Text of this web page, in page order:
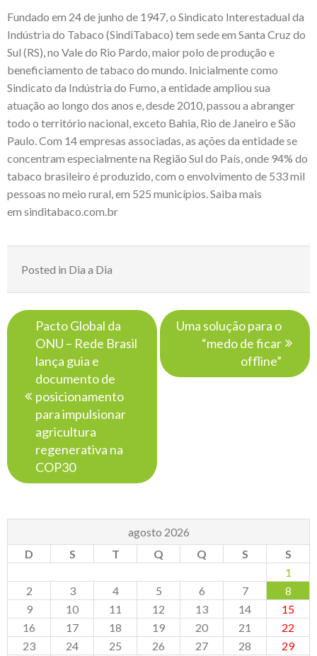
Fundado em 24 de junho de 1947, o Sindicato Interestadual da
Indústria do Tabaco (SindiTabaco) tem sede em Santa Cruz do
Sul (RS), no Vale do Rio Pardo, maior polo de produção e
beneficiamento de tabaco do mundo. Inicialmente como
Sindicato da Indústria do Fumo, a entidade ampliou sua
atuação ao longo dos anos e, desde 2010, passou a abranger
todo o território nacional, exceto Bahia, Rio de Janeiro e São
Paulo. Com 14 empresas associadas, as ações da entidade se
concentram especialmente na Região Sul do País, onde 94% do
tabaco brasileiro é produzido, com o envolvimento de 533 mil
pessoas no meio rural, em 525 municípios. Saiba mais
em sinditabaco.com.br
Posted in Dia a Dia
Navegação
de
Post
Pacto Global da
ONU – Rede Brasil
lança guia e
documento de
posicionamento
para impulsionar
agricultura
regenerativa na
COP30
Uma solução para o
“medo de ficar
offline”
agosto 2026
D
S T Q Q S
S
1
2
3 4 5 6 7
8
9
10 11 12 13 14
15
16
17 18 19 20 21
22
23
24 25 26 27 28
29